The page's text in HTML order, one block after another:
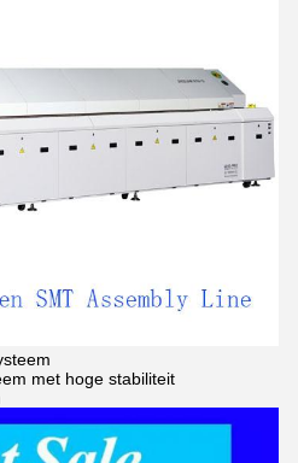
met hoge stabiliteit